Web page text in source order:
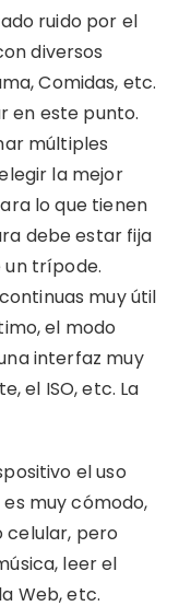
ruido por el
diversos
Comidas, etc.
en este punto.
múltiples
la mejor
lo que tienen
debe estar fija
un trípode.
muy útil
el modo
interfaz muy
el ISO, etc. La
el uso
muy cómodo,
celular, pero
leer el
Web, etc.